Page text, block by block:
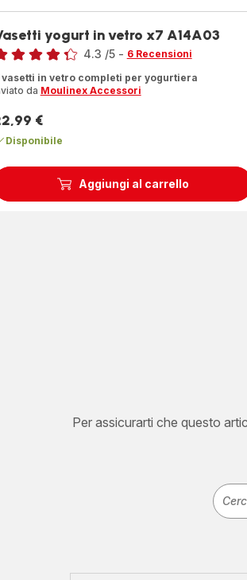
Aggiungi al carrello
yogurt in vetro x7 A14A03
4.3 /5 - 6 Recensioni
vasetti in vetro completi per yogurtiera
da Moulinex Accessori
€
Disponibile
Per assicurarti che questo